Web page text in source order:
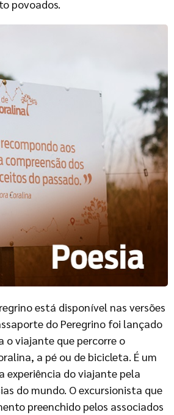
povoados.
está disponível nas versões
do Peregrino foi lançado
o viajante que percorre o
a pé ou de bicicleta. É um
experiência do viajante pela
do mundo. O excursionista que
preenchido pelos associados